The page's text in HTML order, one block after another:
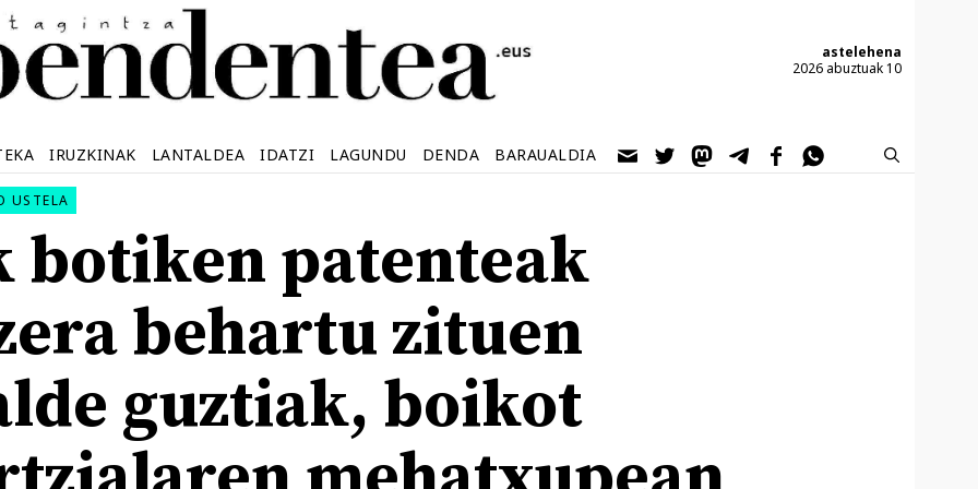
astelehena
2026 abuztuak 10
IRUZKINAK LANTALDEA IDATZI LAGUNDU DENDA BARAUALDIA
USTELA
botiken patenteak
behartu zituen
guztiak, boikot